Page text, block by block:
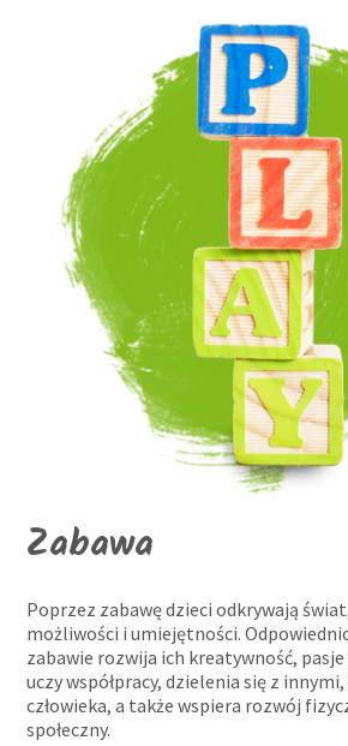
Zabawa
Poprzez zabawę dzieci odkrywają
możliwości i umiejętności.
zabawie rozwija ich kreatywność,
uczy współpracy, dzielenia się z
człowieka, a także wspiera rozwój
społeczny.